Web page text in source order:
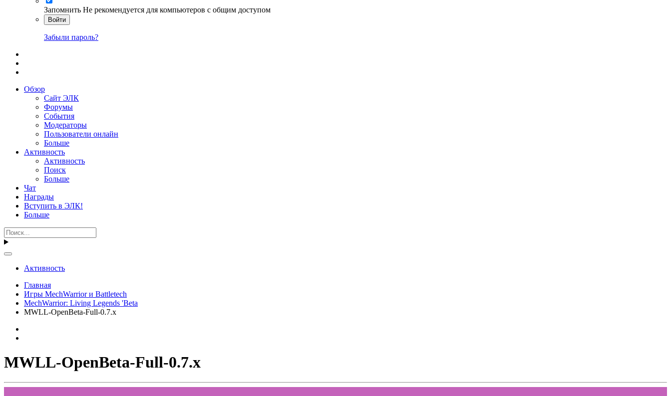
Запомнить Не рекомендуется для компьютеров с общим доступом
Войти
Забыли пароль?
Обзор
Сайт ЭЛК
Форумы
События
Модераторы
Пользователи онлайн
Больше
Активность
Активность
Поиск
Больше
Чат
Награды
Вступить в ЭЛК!
Больше
Активность
Главная
Игры MechWarrior и Battletech
MechWarrior: Living Legends 'Beta
MWLL-OpenBeta-Full-0.7.х
MWLL-OpenBeta-Full-0.7.х